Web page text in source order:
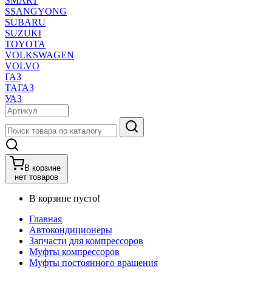
SSANGYONG
SUBARU
SUZUKI
TOYOTA
VOLKSWAGEN
VOLVO
ГАЗ
ТАГАЗ
УАЗ
В корзине
нет товаров
В корзине пусто!
Главная
Автокондиционеры
Запчасти для компрессоров
Муфты компрессоров
Муфты постоянного вращения